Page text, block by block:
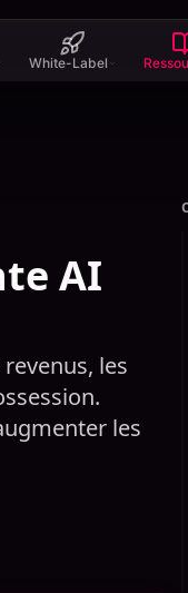
White-Label
AI
les
les